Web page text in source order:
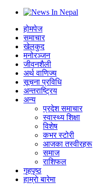
होमपेज
समाचार
खेलकुद
मनोरञ्जन
जीवनशैली
अर्थ वाणिज्य
सूचना प्रविधि
अन्तराष्ट्रिय
अन्य
प्रदेश समाचार
स्वास्थ्य शिक्षा
विशेष
कभर स्टोरी
आजका तस्वीरहरू
समाज
राशिफल
गृहपृष्ठ
हाम्राे बारेमा